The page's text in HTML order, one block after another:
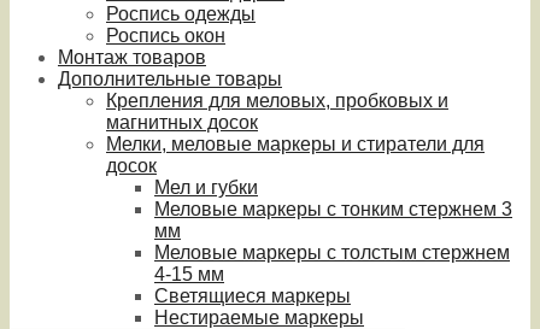
Роспись одежды
Роспись окон
Монтаж товаров
Дополнительные товары
Крепления для меловых, пробковых и
магнитных досок
Мелки, меловые маркеры и стиратели для
досок
Мел и губки
Меловые маркеры с тонким стержнем 3
мм
Меловые маркеры с толстым стержнем
4-15 мм
Светящиеся маркеры
Нестираемые маркеры